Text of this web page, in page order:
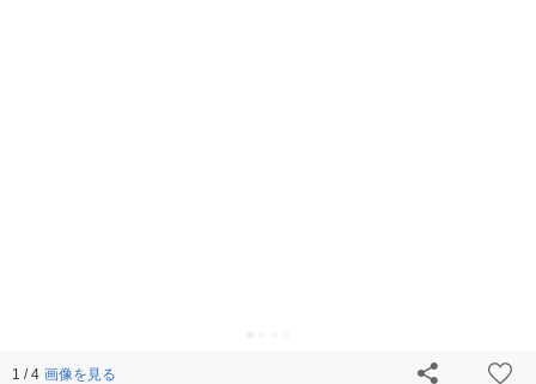
1 / 4 画像を見る